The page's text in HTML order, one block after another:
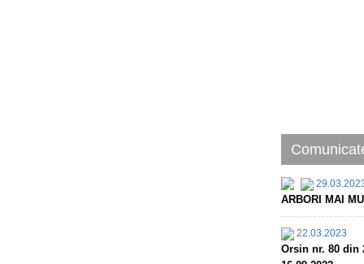
ARBORI MAI
22.03.2023
Orsin nr. 80 din